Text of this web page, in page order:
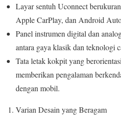
Layar sentuh Uconnect
Apple CarPlay, dan Android
Panel instrumen digital dan
antara gaya klasik dan teknologi
Tata letak kokpit yang
memberikan pengalaman
dengan mobil.
Varian Desain yang Beragam